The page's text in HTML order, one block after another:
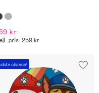
kr
pris: 259 kr
chance!